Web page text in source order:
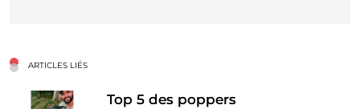
ARTICLES LIÉS
Top 5 des poppers